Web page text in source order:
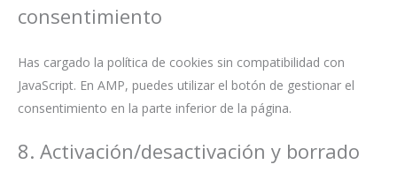
consentimiento
Has cargado la política de cookies sin compatibilidad con
JavaScript. En AMP, puedes utilizar el botón de gestionar el
consentimiento en la parte inferior de la página.
8. Activación/desactivación y borrado